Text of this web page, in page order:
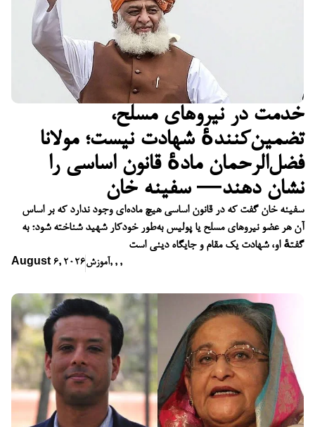
خدمت در نیروهای مسلح،
تضمین‌کنندهٔ شهادت نیست؛ مولانا
فضل‌الرحمان مادهٔ قانون اساسی را
نشان دهند— سفینه خان
سفینه خان گفت که در قانون اساسی هیچ ماده‌ای وجود ندارد که بر اساس
آن هر عضو نیروهای مسلح یا پولیس به‌طور خودکار شهید شناخته شود؛ به
گفتهٔ او، شهادت یک مقام و جایگاه دینی است
August 6, 2026آموزش, , ,